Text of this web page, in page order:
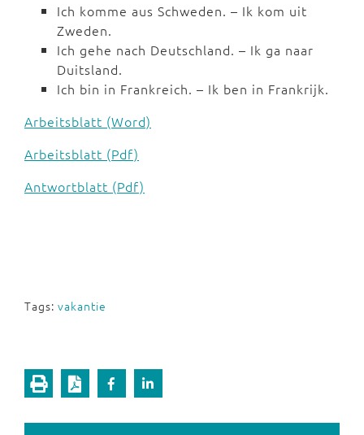
Ich komme aus Schweden. – Ik kom uit
Zweden.
Ich gehe nach Deutschland. – Ik ga naar
Duitsland.
Ich bin in Frankreich. – Ik ben in Frankrijk.
Arbeitsblatt (Word)
Arbeitsblatt (Pdf)
Antwortblatt (Pdf)
Tags: vakantie